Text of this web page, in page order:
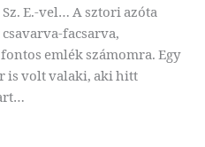
E.-vel… A sztori azóta
facsarva,
emlék számomra. Egy
is volt valaki, aki hitt